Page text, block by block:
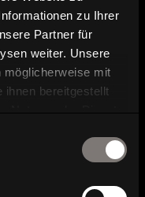
zu Ihrer
Partner für
weiter. Unsere
möglicherweise mit
ihnen bereitgestellt
Nutzung der Dienste